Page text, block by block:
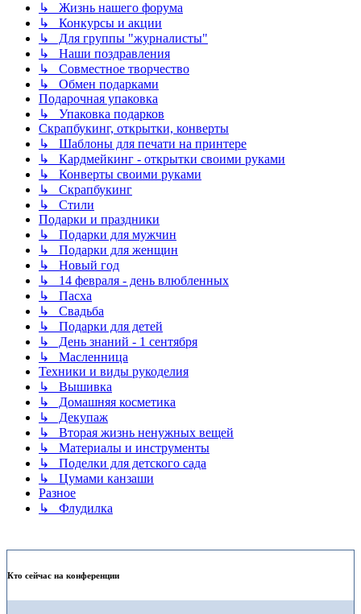
↳ Жизнь нашего форума
↳ Конкурсы и акции
↳ Для группы "журналисты"
↳ Наши поздравления
↳ Совместное творчество
↳ Обмен подарками
Подарочная упаковка
↳ Упаковка подарков
Скрапбукинг, открытки, конверты
↳ Шаблоны для печати на принтере
↳ Кардмейкинг - открытки своими руками
↳ Конверты своими руками
↳ Скрапбукинг
↳ Стили
Подарки и праздники
↳ Подарки для мужчин
↳ Подарки для женщин
↳ Новый год
↳ 14 февраля - день влюбленных
↳ Пасха
↳ Свадьба
↳ Подарки для детей
↳ День знаний - 1 сентября
↳ Масленница
Техники и виды рукоделия
↳ Вышивка
↳ Домашняя косметика
↳ Декупаж
↳ Вторая жизнь ненужных вещей
↳ Материалы и инструменты
↳ Поделки для детского сада
↳ Цумами канзаши
Разное
↳ Флудилка
Кто сейчас на конференции